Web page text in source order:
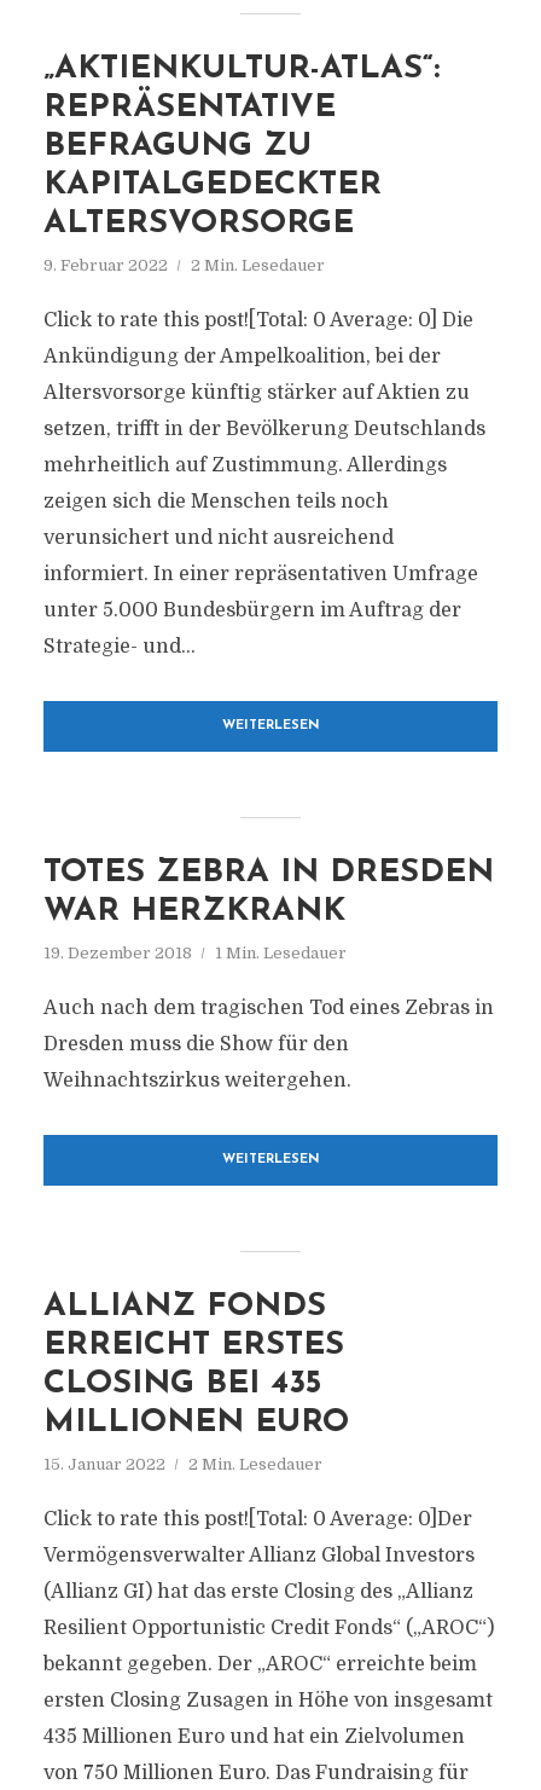
„AKTIENKULTUR-ATLAS“:
REPRÄSENTATIVE
BEFRAGUNG ZU
KAPITALGEDECKTER
ALTERSVORSORGE
9. Februar 2022 2 Min. Lesedauer
Click to rate this post![Total: 0 Average: 0] Die
Ankündigung der Ampelkoalition, bei der
Altersvorsorge künftig stärker auf Aktien zu
setzen, trifft in der Bevölkerung Deutschlands
mehrheitlich auf Zustimmung. Allerdings
zeigen sich die Menschen teils noch
verunsichert und nicht ausreichend
informiert. In einer repräsentativen Umfrage
unter 5.000 Bundesbürgern im Auftrag der
Strategie- und...
WEITERLESEN
TOTES ZEBRA IN DRESDEN
WAR HERZKRANK
19. Dezember 2018 1 Min. Lesedauer
Auch nach dem tragischen Tod eines Zebras in
Dresden muss die Show für den
Weihnachtszirkus weitergehen.
WEITERLESEN
ALLIANZ FONDS
ERREICHT ERSTES
CLOSING BEI 435
MILLIONEN EURO
15. Januar 2022 2 Min. Lesedauer
Click to rate this post![Total: 0 Average: 0]Der
Vermögensverwalter Allianz Global Investors
(Allianz GI) hat das erste Closing des „Allianz
Resilient Opportunistic Credit Fonds“ („AROC“)
bekannt gegeben. Der „AROC“ erreichte beim
ersten Closing Zusagen in Höhe von insgesamt
435 Millionen Euro und hat ein Zielvolumen
von 750 Millionen Euro. Das Fundraising für